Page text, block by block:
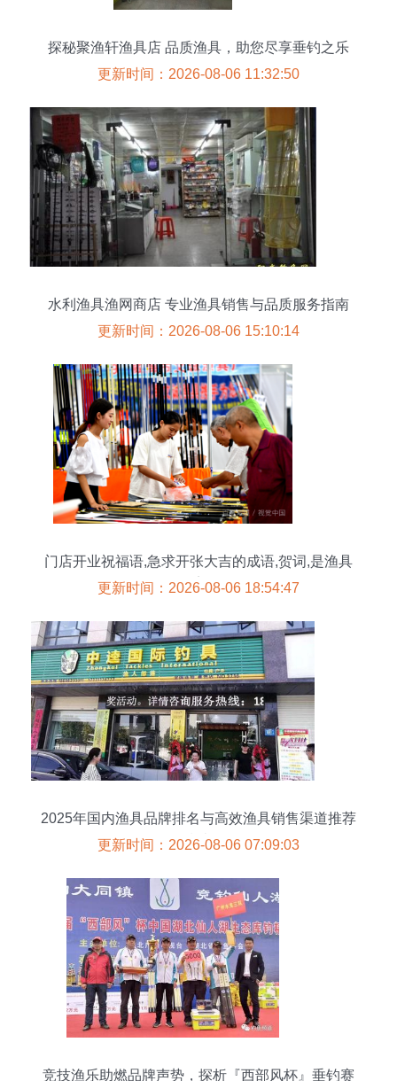
探秘聚渔轩渔具店 品质渔具，助您尽享垂钓之乐
更新时间：2026-08-06 11:32:50
水利渔具渔网商店 专业渔具销售与品质服务指南
更新时间：2026-08-06 15:10:14
门店开业祝福语,急求开张大吉的成语,贺词,是渔具
店
更新时间：2026-08-06 18:54:47
2025年国内渔具品牌排名与高效渔具销售渠道推荐
指南
更新时间：2026-08-06 07:09:03
竞技渔乐助燃品牌声势，探析『西部风杯』垂钓赛